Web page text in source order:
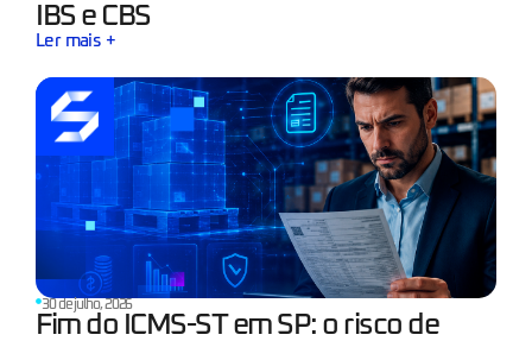
IBS e CBS
Ler mais +
30 de julho, 2026
Fim do ICMS-ST em SP: o risco de